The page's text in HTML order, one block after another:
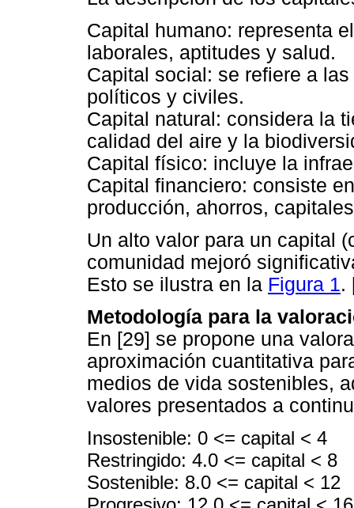
Capital humano: representa
laborales, aptitudes y salud.
Capital social: se refiere a
políticos y civiles.
Capital natural: considera la
calidad del aire y la
Capital físico: incluye la
Capital financiero: consiste
producción, ahorros,
Un alto valor para un capital
comunidad mejoró
Esto se ilustra en la Figura 1.
Metodología para la
En [29] se propone una
aproximación cuantitativa
medios de vida sostenibles,
valores presentados a
Insostenible: 0 <= capital < 4
Restringido: 4.0 <= capital < 8
Sostenible: 8.0 <= capital < 12